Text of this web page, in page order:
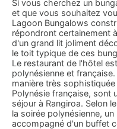
Si vous cherchez un
et que vous souhaitez
Lagoon Bungalows
répondront certainement
d'un grand lit joliment
le toit typique de ces
Le restaurant de l'hôtel
polynésienne et
manière très
Polynésie française, sont
séjour à Rangiroa. Selon
la soirée polynésienne,
accompagné d'un buffet